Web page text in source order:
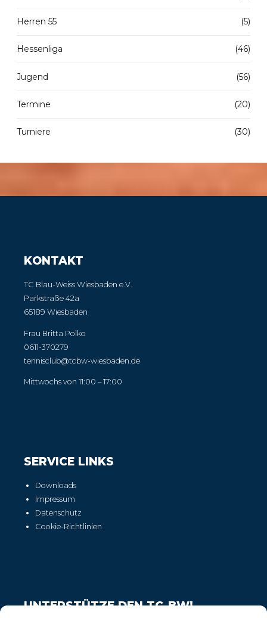
Herren 55 (5)
Hessenliga (46)
Jugend (56)
Termine (20)
Turniere (30)
KONTAKT
TC Blau-Weiss Wiesbaden e.V.
Parkstraße 42a
65189 Wiesbaden
Frau Britta Polko
0611-370279
tennisclub@tcbw-wiesbaden.de
Mittwochs von 11:00 – 17:00
SERVICE LINKS
Downloads
Impressum
Datenschutz
Cookie-Richtlinien
UNTERSTÜTZE DEN TC-BW!